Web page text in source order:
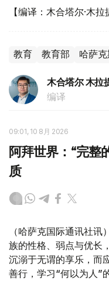
【编译：木合塔尔·木拉
教育 教育部 哈萨克
木合塔尔 木拉
编译
09:01, 10 8月 2026
阿拜世界：“完整
质
（哈萨克国际通讯社
族的性格、弱点与优长
沉溺于无谓的享乐，而
善行，学习“何以为人”